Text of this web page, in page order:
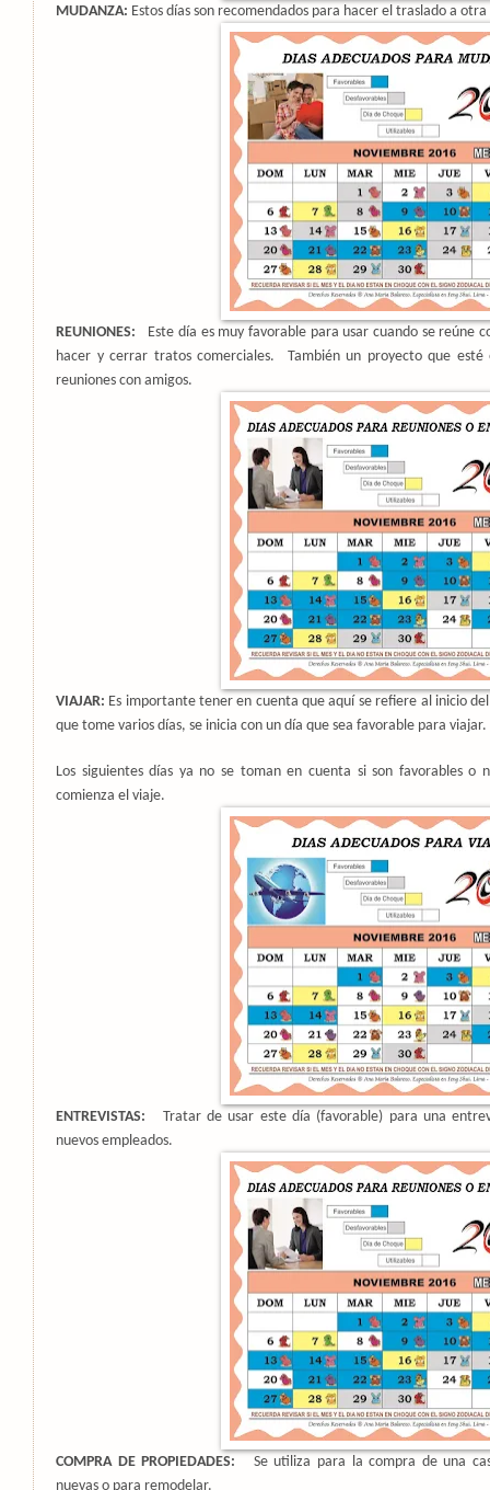
MUDANZA: Estos días son recomendados para hacer el traslado a
REUNIONES:
Este día es muy favorable para usar cuando se reúne
hacer y cerrar tratos comerciales.
También un proyecto que
reuniones con amigos.
VIAJAR: Es importante tener en cuenta que aquí se refiere al inicio
que tome varios días, se inicia con un día que sea favorable para viajar.
Los siguientes días ya no se toman en cuenta si son favorables o
comienza el viaje.
ENTREVISTAS:
Tratar de usar este día (favorable) para una
nuevos empleados.
COMPRA DE PROPIEDADES:
Se utiliza para la compra de una
nuevas o para remodelar.